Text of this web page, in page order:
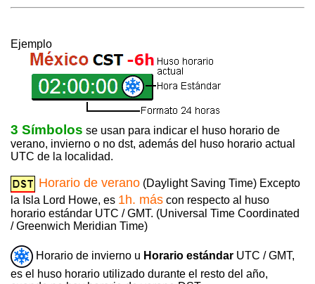
Ejemplo
3 Símbolos se usan para indicar el huso horario de
verano, invierno o no dst, además del huso horario actual
UTC de la localidad.
Horario de verano (Daylight Saving Time) Excepto
la Isla Lord Howe, es 1h. más con respecto al huso
horario estándar UTC / GMT. (Universal Time Coordinated
/ Greenwich Meridian Time)
Horario de invierno u Horario estándar UTC / GMT,
es el huso horario utilizado durante el resto del año,